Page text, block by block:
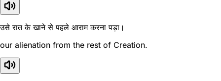
उसे रात के खाने से पहले आराम करना पड़ा।
our alienation from the rest of Creation.